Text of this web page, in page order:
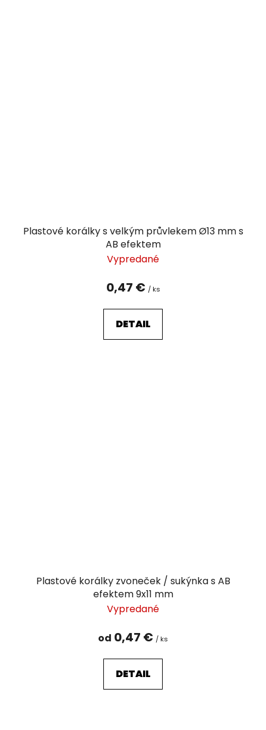
Plastové korálky s velkým průvlekem Ø13 mm s
AB efektem
Vypredané
0,47 € / ks
DETAIL
Plastové korálky zvoneček / sukýnka s AB
efektem 9x11 mm
Vypredané
od 0,47 € / ks
DETAIL